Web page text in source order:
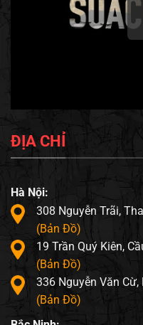
ĐỊA CHỈ
Hà Nội:
308 Nguyễn Trãi,
(Bản Đồ)
19 Trần Quý Kiên,
(Bản Đồ)
336 Nguyễn Văn Cừ,
(Bản Đồ)